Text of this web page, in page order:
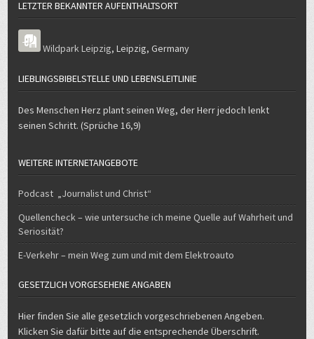
LETZTER BEKANNTER AUFENTHALTSORT
Wildpark Leipzig,Leipzig,Germany
LIEBLINGSBIBELSTELLE UND LEBENSLEITLINIE
Des Menschen Herz plant seinen Weg, der Herr jedoch lenkt
seinen Schritt. (Sprüche 16,9)
WEITERE INTERNETANGEBOTE
Podcast „Journalist und Christ“
Quellencheck – wie untersuche ich meine Quelle auf Wahrheit und
Seriosität?
E-Verkehr – mein Weg zum und mit dem Elektroauto
GESETZLICH VORGESEHENE ANGABEN
Hier finden Sie alle gesetzlich vorgeschriebenen Angeben.
Klicken Sie dafür bitte auf die entsprechende Überschrift.